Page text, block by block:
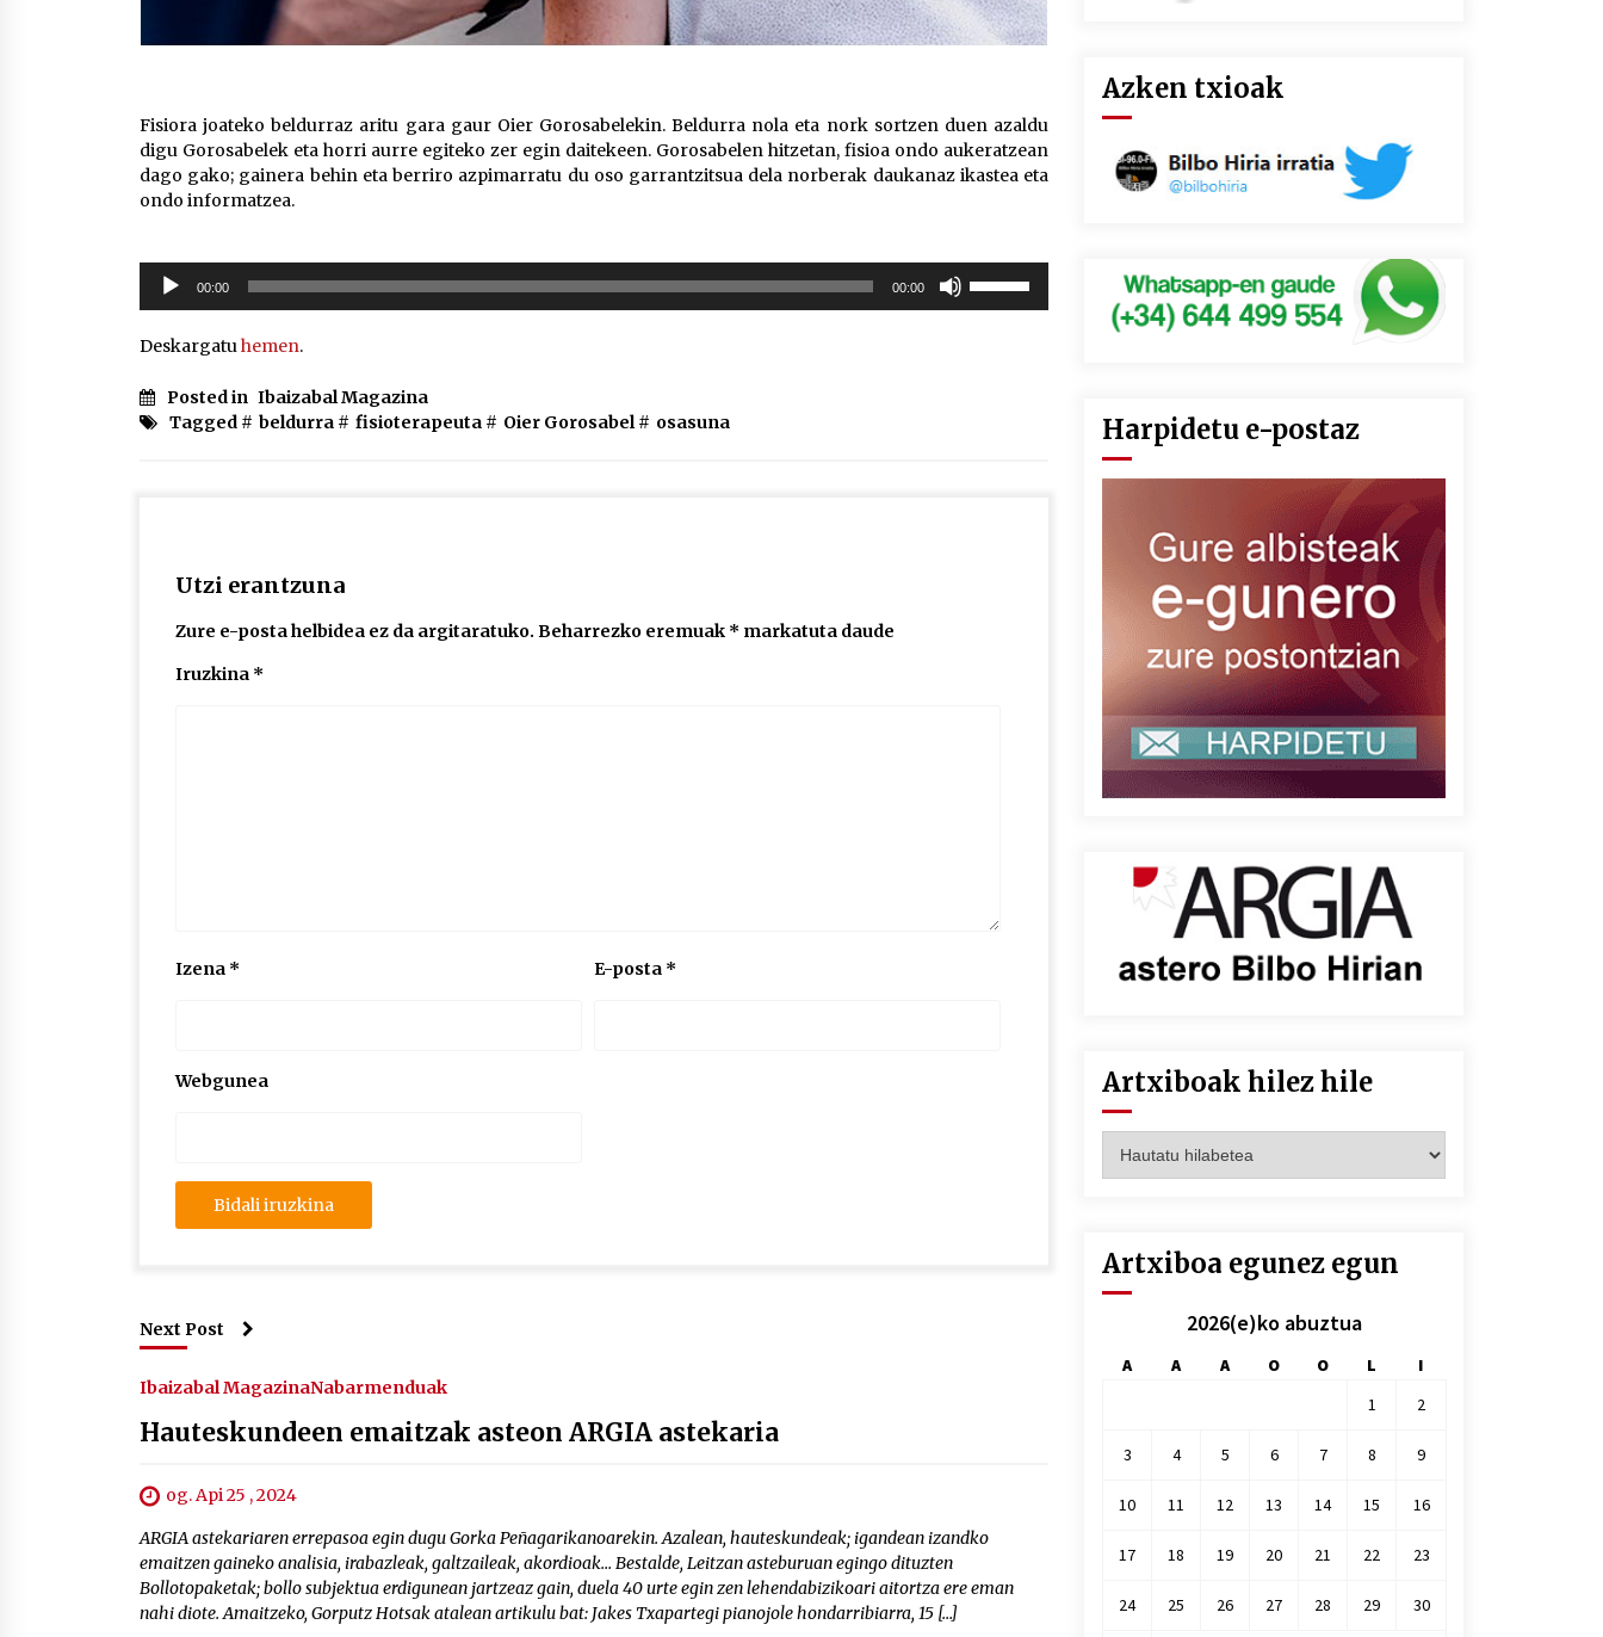
Fisiora joateko beldurraz aritu gara gaur Oier Gorosabelekin. Beldurra nola eta nork sortzen duen azaldu
digu Gorosabelek eta horri aurre egiteko zer egin daitekeen. Gorosabelen hitzetan, fisioa ondo aukeratzean
dago gako; gainera behin eta berriro azpimarratu du oso garrantzitsua dela norberak daukanaz ikastea eta
ondo informatzea.
Soinu
erreproduzigailua
00:00 00:00
Deskargatuhemen.
Posted in Ibaizabal Magazina
Tagged # beldurra # fisioterapeuta # Oier Gorosabel# osasuna
Utzi erantzuna
Zure e-posta helbidea ez da argitaratuko. Beharrezko eremuak * markatuta daude
Iruzkina *
Izena * E-posta *
Webgunea
Next Post
Ibaizabal MagazinaNabarmenduak
Hauteskundeen emaitzak asteon ARGIA astekaria
og. Api 25 , 2024
ARGIA astekariaren errepasoa egin dugu Gorka Peñagarikanoarekin. Azalean, hauteskundeak; igandean izandko
emaitzen gaineko analisia, irabazleak, galtzaileak, akordioak… Bestalde, Leitzan asteburuan egingo dituzten
Bollotopaketak; bollo subjektua erdigunean jartzeaz gain, duela 40 urte egin zen lehendabizikoari aitortza ere eman
nahi diote. Amaitzeko, Gorputz Hotsak atalean artikulu bat: Jakes Txapartegi pianojole hondarribiarra, 15 […]
Azken txioak
Harpidetu e-postaz
Artxiboak hilez hile
hilez
Artxiboa egunez egun
2026(e)ko abuztua
A A A O O L
I
1
2
3 4 5 6 7 8 9
10 11 12 13 14 15 16
17 18 19 20 21 22 23
24 25 26 27 28 29 30